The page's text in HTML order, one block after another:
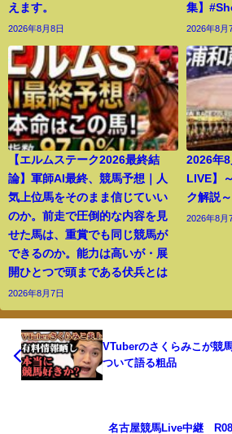
えます。
2026年8月8日
集】
2026年8月
【エルムステーク2026最終結
論】軍師AI最終、競馬予想｜人
気上位馬をそのまま信じていい
のか。前走で圧倒的な内容を見
せた馬は、重賞でも同じ競馬が
できるのか。能力は高いが・展
開ひとつで頭まである伏兵とは
2026年8月7日
2026年
LIVE】
ク解説～
2026年8月
VTuberのさくらみこが競
ついて語る粗品
名古屋競馬Live中継